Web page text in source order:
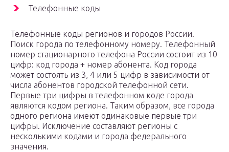
Телефонные коды
Телефонные коды регионов и городов России.
Поиск города по телефонному номеру. Телефонный
номер стационарного телефона России состоит из 10
цифр: код города + номер абонента. Код города
может состоять из 3, 4 или 5 цифр в зависимости от
числа абонентов городской телефонной сети.
Первые три цифры в телефонном коде города
являются кодом региона. Таким образом, все города
одного региона имеют одинаковые первые три
цифры. Исключение составляют регионы с
несколькими кодами и города федерального
значения.